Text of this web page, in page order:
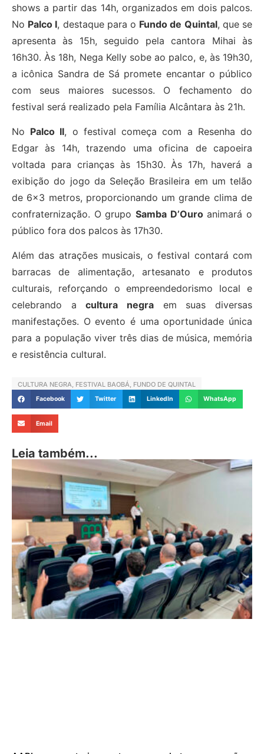
shows a partir das 14h, organizados em dois palcos.
No Palco I, destaque para o Fundo de Quintal, que se
apresenta às 15h, seguido pela cantora Mihai às
16h30. Às 18h, Nega Kelly sobe ao palco, e, às 19h30,
a icônica Sandra de Sá promete encantar o público
com seus maiores sucessos. O fechamento do
festival será realizado pela Família Alcântara às 21h.
No Palco II, o festival começa com a Resenha do
Edgar às 14h, trazendo uma oficina de capoeira
voltada para crianças às 15h30. Às 17h, haverá a
exibição do jogo da Seleção Brasileira em um telão
de 6×3 metros, proporcionando um grande clima de
confraternização. O grupo Samba D’Ouroanimará o
público fora dos palcos às 17h30.
Além das atrações musicais, o festival contará com
barracas de alimentação, artesanato e produtos
culturais, reforçando o empreendedorismo local e
celebrando acultura negra em suas diversas
manifestações. O evento é uma oportunidade única
para a população viver três dias de música, memória
e resistência cultural.
CULTURA NEGRA, FESTIVAL BAOBÁ, FUNDO DE QUINTAL
Facebook Twitter LinkedIn WhatsApp
Email
Leia também...